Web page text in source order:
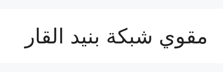
مقوي شبكة بنيد القار